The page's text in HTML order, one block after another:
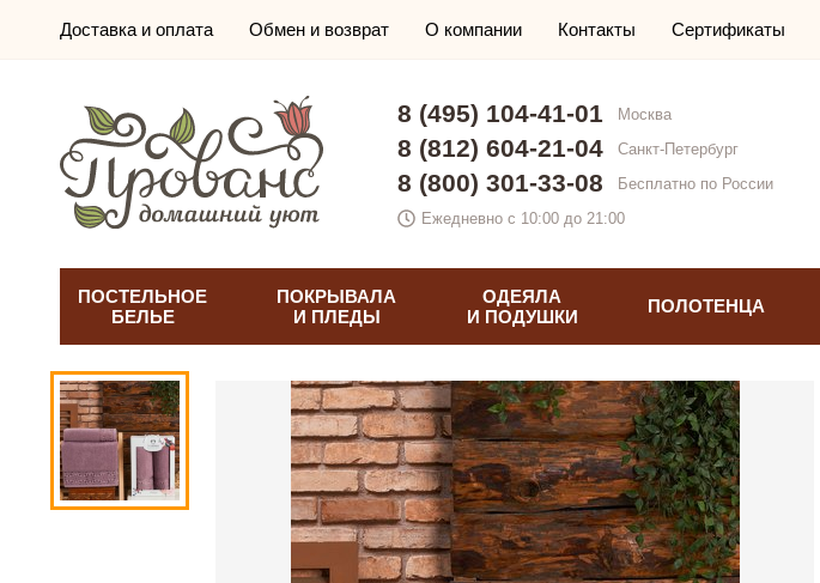
Доставка и оплата Обмен и возврат О компании Контакты Сертификаты
8 (495) 104-41-01 Москва
8 (812) 604-21-04 Санкт-Петербург
8 (800) 301-33-08
Бесплатно по России
Ежедневно с 10:00 до 21:00
ПОСТЕЛЬНОЕ
БЕЛЬЕ
ПОКРЫВАЛА
И ПЛЕДЫ
ОДЕЯЛА
И ПОДУШКИ
ПОЛОТЕНЦА